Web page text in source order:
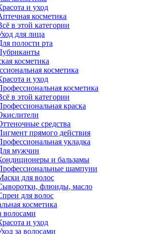
и уход
косметика
в этой категории
для лица
полости рта
косметика
косметика
и уход
косметика
в этой категории
краска
средства
прямого действия
укладка
мужчин
и бальзамы
шампуни
для волос
флюиды, масло
для волос
косметика
волосами
и уход
за волосами